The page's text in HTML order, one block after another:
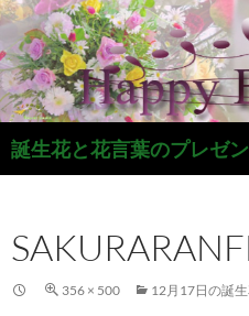
コ
ン
テ
ン
ツ
へ
ス
プ
誕生花と花言葉のプレゼ
検
索
356 × 500 12月17日の誕